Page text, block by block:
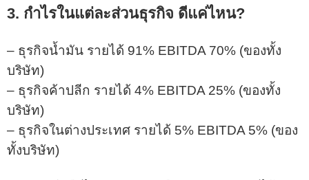
3. กำไรในแต่ละส่วนธุรกิจ ดีแค่ไหน?
– ธุรกิจน้ำมัน รายได้ 91% EBITDA 70% (ของทั้ง
บริษัท)
– ธุรกิจค้าปลีก รายได้ 4% EBITDA 25% (ของทั้ง
บริษัท)
– ธุรกิจในต่างประเทศ รายได้ 5% EBITDA 5% (ของ
ทั้งบริษัท)